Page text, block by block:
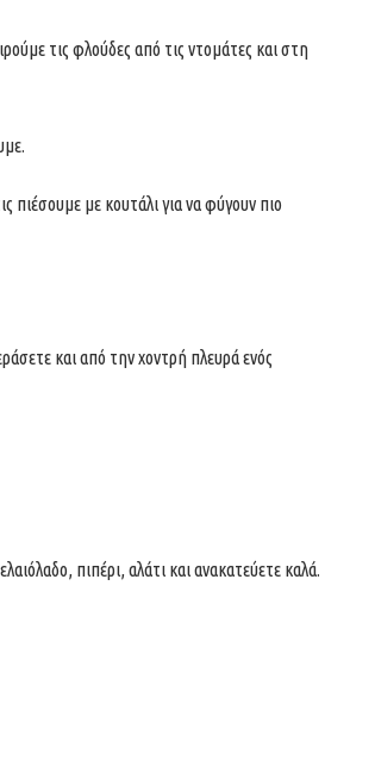
τις φλούδες από τις ντομάτες και στη
πιέσουμε με κουτάλι για να φύγουν πιο
και από την χοντρή πλευρά ενός
πιπέρι, αλάτι και ανακατεύετε καλά.